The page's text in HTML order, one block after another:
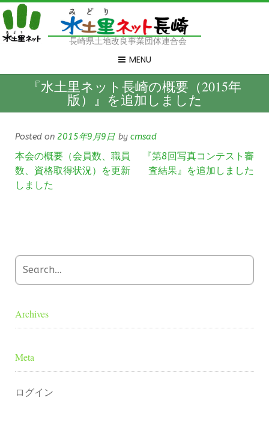
長崎県土地改良事業団体連合会
MENU
『水土里ネット長崎の概要（2015年
版）』を追加しました
Posted on 2015年9月9日 by cmsad
本会の概要（会員数、職員
数、資格取得状況）を更新
しました
『第8回写真コンテスト審
査結果』を追加しました
Archives
Meta
ログイン